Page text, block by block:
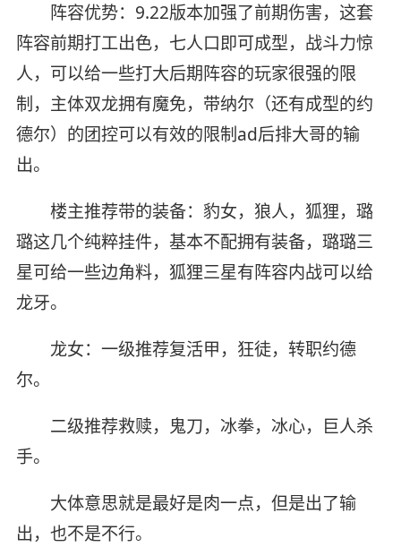
阵容优势：9.22版本加强了前期伤害，这套
阵容前期打工出色，七人口即可成型，战斗力惊
人，可以给一些打大后期阵容的玩家很强的限
制，主体双龙拥有魔免，带纳尔（还有成型的约
德尔）的团控可以有效的限制ad后排大哥的输
出。
楼主推荐带的装备：豹女，狼人，狐狸，璐
璐这几个纯粹挂件，基本不配拥有装备，璐璐三
星可给一些边角料，狐狸三星有阵容内战可以给
龙牙。
龙女：一级推荐复活甲，狂徒，转职约德
尔。
二级推荐救赎，鬼刀，冰拳，冰心，巨人杀
手。
大体意思就是最好是肉一点，但是出了输
出，也不是不行。